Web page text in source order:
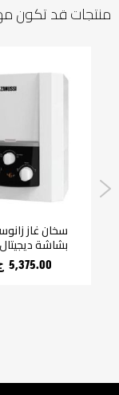
منتجات قد تكون
بشاشة
5,375.00 ج.م‏